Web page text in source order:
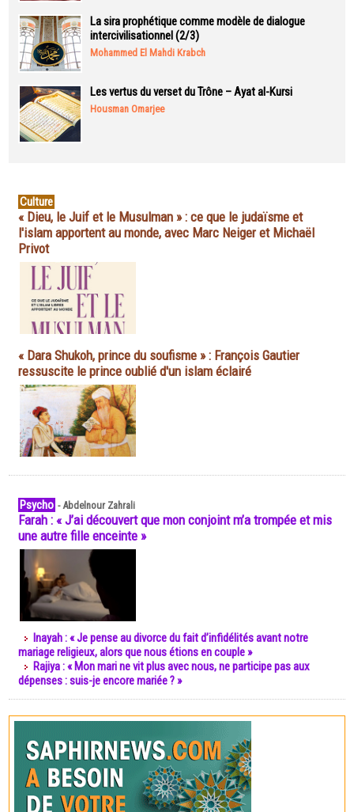
La sira prophétique comme modèle de dialogue
intercivilisationnel (2/3)
Mohammed El Mahdi Krabch
Les vertus du verset du Trône – Ayat al-Kursi
Housman Omarjee
Culture
« Dieu, le Juif et le Musulman » : ce que le judaïsme et
l'islam apportent au monde, avec Marc Neiger et Michaël
Privot
« Dara Shukoh, prince du soufisme » : François Gautier
ressuscite le prince oublié d'un islam éclairé
Psycho -Abdelnour Zahrali
Farah : « J’ai découvert que mon conjoint m’a trompée et mis
une autre fille enceinte »
Inayah : « Je pense au divorce du fait d’infidélités avant notre
mariage religieux, alors que nous étions en couple »
Rajiya : « Mon mari ne vit plus avec nous, ne participe pas aux
dépenses : suis-je encore mariée ? »